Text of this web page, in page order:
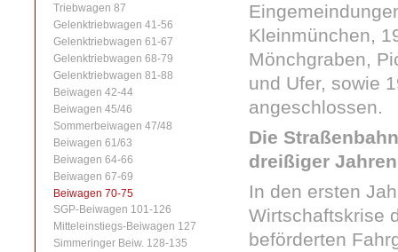
Triebwagen 87
Gelenktriebwagen 41-56
Gelenktriebwagen 61-67
Gelenktriebwagen 68-79
Gelenktriebwagen 81-88
Beiwagen 42-44
Beiwagen 45/46
Sommerbeiwagen 47/48
Beiwagen 61/63
Beiwagen 64-66
Beiwagen 67-69
Beiwagen 70-75
SGP-Beiwagen 101-126
Mitteleinstiegs-Beiwagen 127
Simmeringer Beiw. 128-135
Kleinmünchen,
Mönchgraben,
und Ufer, sowie
angeschlossen.
Die
dreißiger Jahren
In den ersten
Wirtschaftskrise
beförderten